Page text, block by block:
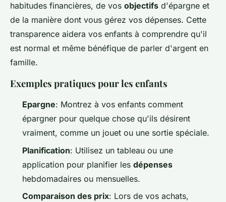
habitudes financières, de vos objectifs d'épargne et
de la manière dont vous gérez vos dépenses. Cette
transparence aidera vos enfants à comprendre qu'il
est normal et même bénéfique de parler d'argent en
famille.
Exemples pratiques pour les enfants
Epargne: Montrez à vos enfants comment
épargner pour quelque chose qu'ils désirent
vraiment, comme un jouet ou une sortie spéciale.
Planification: Utilisez un tableau ou une
application pour planifier les dépenses
hebdomadaires ou mensuelles.
Comparaison des prix: Lors de vos achats,